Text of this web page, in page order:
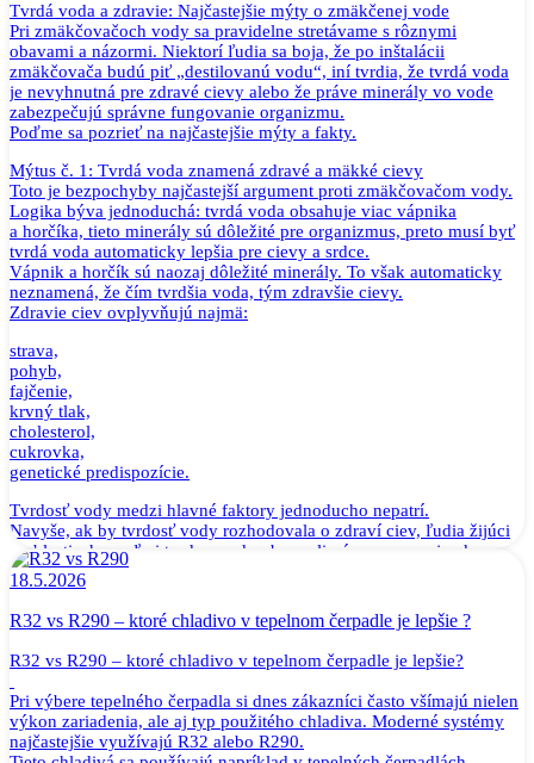
Tvrdá voda a zdravie: Najčastejšie mýty o zmäkčenej vode
Pri zmäkčovačoch vody sa pravidelne stretávame s rôznymi
obavami a názormi. Niektorí ľudia sa boja, že po inštalácii
zmäkčovača budú piť „destilovanú vodu“, iní tvrdia, že tvrdá voda
je nevyhnutná pre zdravé cievy alebo že práve minerály vo vode
zabezpečujú správne fungovanie organizmu.
Poďme sa pozrieť na najčastejšie mýty a fakty.
Mýtus č. 1: Tvrdá voda znamená zdravé a mäkké cievy
Toto je bezpochyby najčastejší argument proti zmäkčovačom vody.
Logika býva jednoduchá: tvrdá voda obsahuje viac vápnika
a horčíka, tieto minerály sú dôležité pre organizmus, preto musí byť
tvrdá voda automaticky lepšia pre cievy a srdce.
Vápnik a horčík sú naozaj dôležité minerály. To však automaticky
neznamená, že čím tvrdšia voda, tým zdravšie cievy.
Zdravie ciev ovplyvňujú najmä:
strava,
pohyb,
fajčenie,
krvný tlak,
cholesterol,
cukrovka,
genetické predispozície.
Tvrdosť vody medzi hlavné faktory jednoducho nepatrí.
Navyše, ak by tvrdosť vody rozhodovala o zdraví ciev, ľudia žijúci
v oblastiach s veľmi tvrdou vodou by mali výrazne menej srdcovo-
cievnych ochorení. Takéto jednoduché prepojenie však neexistuje.
Jednoducho povedané:
Tvrdá voda nie je zárukou zdravých ciev rovnako, ako zmäkčená
voda nie je príčinou ich poškodenia.
Mýtus č. 2: Minerály potrebujeme prijímať hlavne z vody
Toto je ďalší veľmi rozšírený omyl.
Áno, tvrdá voda obsahuje vápnik a horčík. Mnohí ľudia si však
neuvedomujú, aké malé množstvá minerálov sa v bežnej pitnej vode
nachádzajú.
18.5.2026
R32 vs R290 – ktoré chladivo v tepelnom čerpadle je lepšie ?
R32 vs R290 – ktoré chladivo v tepelnom čerpadle je lepšie?
Pri výbere tepelného čerpadla si dnes zákazníci často všímajú nielen
výkon zariadenia, ale aj typ použitého chladiva. Moderné systémy
najčastejšie využívajú R32 alebo R290.